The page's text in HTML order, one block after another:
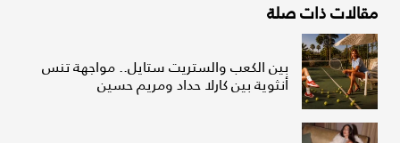
مقالات ذات صلة
بين الكعب والستريت ستايل.. مواجهة تنس
أنثوية بين كارلا حداد ومريم حسين